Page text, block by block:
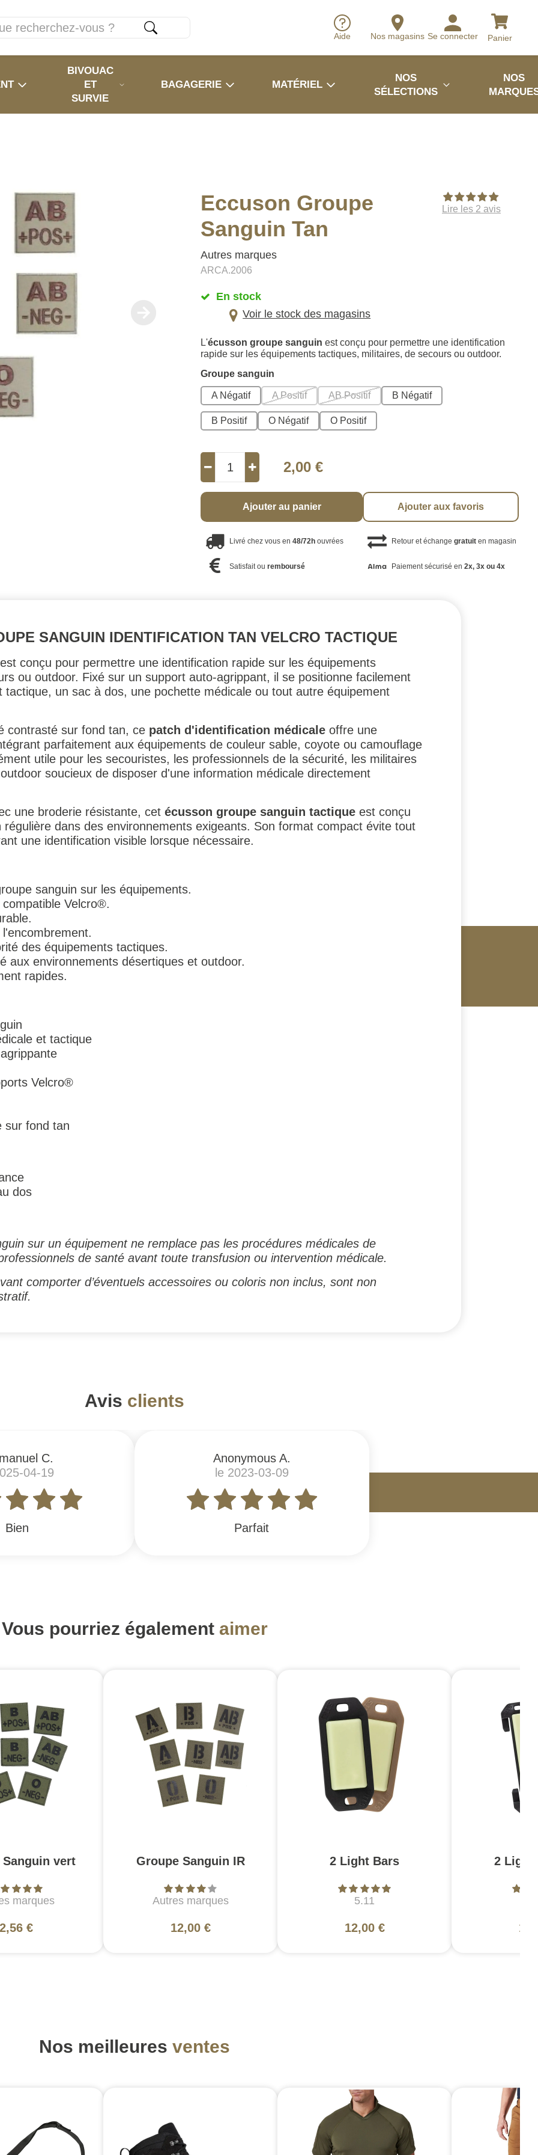
Aide Nos magasins Se connecter Panier
BIVOUAC
ET
SURVIE
BAGAGERIE MATÉRIEL
NOS
SÉLECTIONS
NOS
Eccuson Groupe
Sanguin Tan
Autres marques
ARCA.2006
Lire les 2 avis
En stock
Voir le stock des magasins
L'écusson groupe sanguin est conçu pour permettre une identification
rapide sur les équipements tactiques, militaires, de secours ou outdoor.
Groupe sanguin
A Négatif A Positif AB Positif B Négatif
B Positif O Négatif O Positif
2,00 €
Ajouter au panier Ajouter aux favoris
Livré chez vous en48/72h ouvrées Retour et échange gratuiten magasin
Satisfait ouremboursé Paiement sécurisé en 2x, 3x ou 4x
SANGUIN IDENTIFICATION TAN VELCRO TACTIQUE
est conçu pour permettre une identification rapide sur les équipements
ou outdoor. Fixé sur un support auto-agrippant, il se positionne facilement
tactique, un sac à dos, une pochette médicale ou tout autre équipement
contrasté sur fond tan, ce patch d'identification médicale offre une
parfaitement aux équipements de couleur sable, coyote ou camouflage
utile pour les secouristes, les professionnels de la sécurité, les militaires
soucieux de disposer d'une information médicale directement
une broderie résistante, cet écusson groupe sanguin tactique est conçu
dans des environnements exigeants. Son format compact évite tout
une identification visible lorsque nécessaire.
sanguin sur les équipements.
Velcro®.
des équipements tactiques.
aux environnements désertiques et outdoor.
rapides.
et tactique
Velcro®
sur fond tan
dos
sur un équipement ne remplace pas les procédures médicales de
de santé avant toute transfusion ou intervention médicale.
comporter d’éventuels accessoires ou coloris non inclus, sont non
Avis clients
C.
04-19
Bien
Anonymous A.
le 2023-03-09
Parfait
Vous pourriez également aimer
Sanguin vert
marques
2,56 €
Groupe Sanguin IR
Autres marques
12,00 €
2 Light Bars
5.11
12,00 €
2 Light
Nos meilleures ventes